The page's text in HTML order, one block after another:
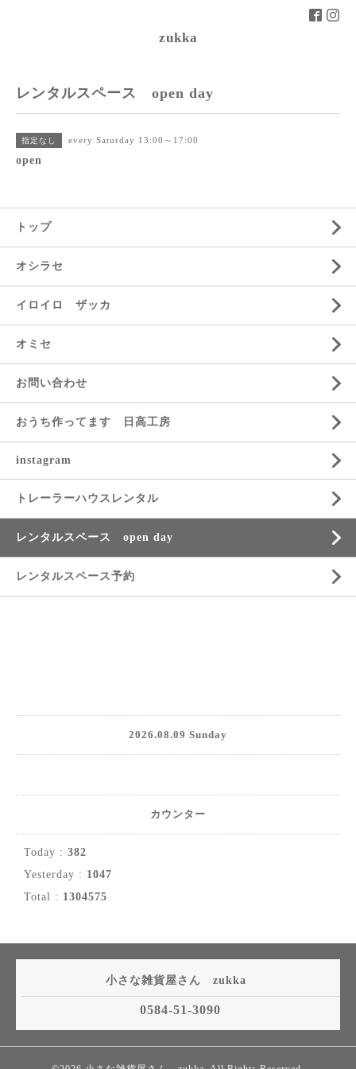
zukka
レンタルスペース open day
指定なし every Saturday 13:00～17:00
open
トップ
オシラセ
イロイロ ザッカ
オミセ
お問い合わせ
おうち作ってます 日高工房
instagram
トレーラーハウスレンタル
レンタルスペース open day
レンタルスペース予約
2026.08.09 Sunday
カウンター
Today : 382
Yesterday : 1047
Total : 1304575
小さな雑貨屋さん zukka
0584-51-3090